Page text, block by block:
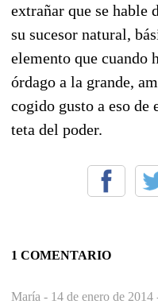
extrañar que se
su sucesor natural,
elemento que cuando
órdago a la grande,
cogido gusto a eso de
teta del poder.
1 COMENTARIO
María - 14 de enero de 2014